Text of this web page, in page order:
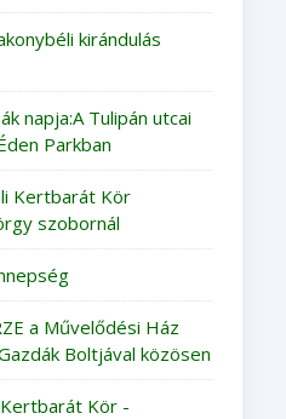
kirándulás
napja:A Tulipán utcai
Parkban
Kertbarát Kör
szobornál
a Művelődési Ház
Boltjával közösen
Kör -